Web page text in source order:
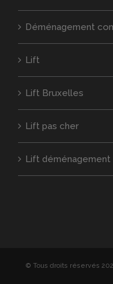
Déménagement
Lift
Lift Bruxelles
Lift pas cher
Lift déménagement
© Tous droits réservés